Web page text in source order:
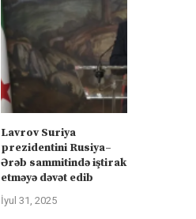
Lavrov Suriya
prezidentini Rusiya–
Ərəb sammitində iştirak
etməyə dəvət edib
İyul 31, 2025